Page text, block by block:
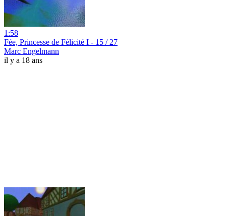
1:58
Fée, Princesse de Félicité I - 15 / 27
Marc Engelmann
il y a 18 ans